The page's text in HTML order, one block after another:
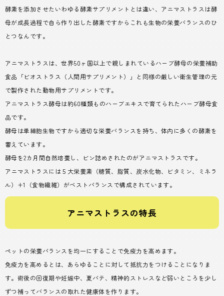
酵素を添加させたいわゆる酵素サプリメントとは違い、アニマストラスは酵
母が成長過程で自ら作り出した酵素ですからこれも生物の栄養バランスのひ
とつなんです。
アニマストラスは、世界50ヶ国以上で親しまれているハーブ酵母の栄養補助
食品「ビオストラス（人間用サプリメント）」と同様の厳しい衛生管理の元
で製作された動物用サプリメントです。
アニマストラス酵母は約60種類ものハーブエキスで育てられたハーブ酵母食
品です。
酵母は単細胞生物ですから適切な栄養バランスを持ち、体内に多くの酵素を
蓄えています。
酵母を2カ月間自然培養し、ビン詰めされたのがアニマストラスです。
アニマストラスには５大栄養素（糖質、脂質、炭水化物、ビタミン、ミネラ
ル）+1（食物繊維）がベストバランスで構成されています。
アニマストラスの特長
ペットの栄養バランスを均一にすることで免疫力を高めます。
免疫力を高めるとは、あらゆることに対して抵抗力をつけることになりま
す。術後の回復期や妊娠中、夏バテ、精神的ストレスなど弱いところを少し
ずつ補ってバランスの取れた健康体を作ります。